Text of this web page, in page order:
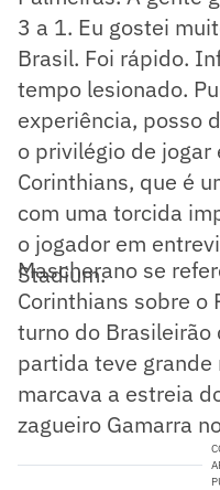
3 a 1. Eu gostei
Brasil. Foi rápido.
tempo lesionado.
experiência, posso
o privilégio de jogar
Corinthians, que é
com uma torcida
o jogador em
Stadium.
Mascherano se
Corinthians sobre o
turno do Brasileirão
partida teve grande
marcava a estreia
zagueiro Gamarra